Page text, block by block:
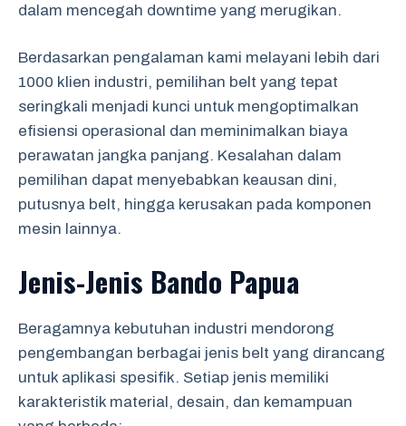
dalam mencegah downtime yang merugikan.
Berdasarkan pengalaman kami melayani lebih dari
1000 klien industri, pemilihan belt yang tepat
seringkali menjadi kunci untuk mengoptimalkan
efisiensi operasional dan meminimalkan biaya
perawatan jangka panjang. Kesalahan dalam
pemilihan dapat menyebabkan keausan dini,
putusnya belt, hingga kerusakan pada komponen
mesin lainnya.
Jenis-Jenis Bando Papua
Beragamnya kebutuhan industri mendorong
pengembangan berbagai jenis belt yang dirancang
untuk aplikasi spesifik. Setiap jenis memiliki
karakteristik material, desain, dan kemampuan